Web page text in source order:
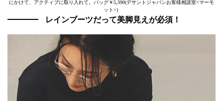
にかけて、アクティブに取り入れて。バッグ￥5,390(デサントジャパンお客様相談室<マーモ
ット>)
レインブーツだって美脚見えが必須！